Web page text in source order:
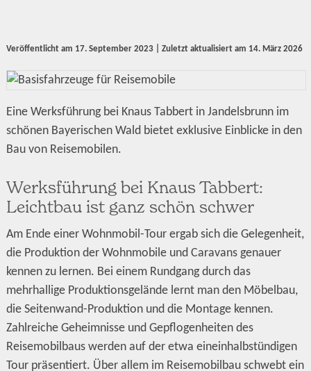
Veröffentlicht am 17. September 2023| Zuletzt aktualisiert am 14. März 2026
Eine Werksführung bei Knaus Tabbert in Jandelsbrunn im
schönen Bayerischen Wald bietet exklusive Einblicke in den
Bau von Reisemobilen.
Werksführung bei Knaus Tabbert:
Leichtbau ist ganz schön schwer
Am Ende einer Wohnmobil-Tour ergab sich die Gelegenheit,
die Produktion der Wohnmobile und Caravans genauer
kennen zu lernen. Bei einem Rundgang durch das
mehrhallige Produktionsgelände lernt man den Möbelbau,
die Seitenwand-Produktion und die Montage kennen.
Zahlreiche Geheimnisse und Gepflogenheiten des
Reisemobilbaus werden auf der etwa eineinhalbstündigen
Tour präsentiert. Über allem im Reisemobilbau schwebt ein